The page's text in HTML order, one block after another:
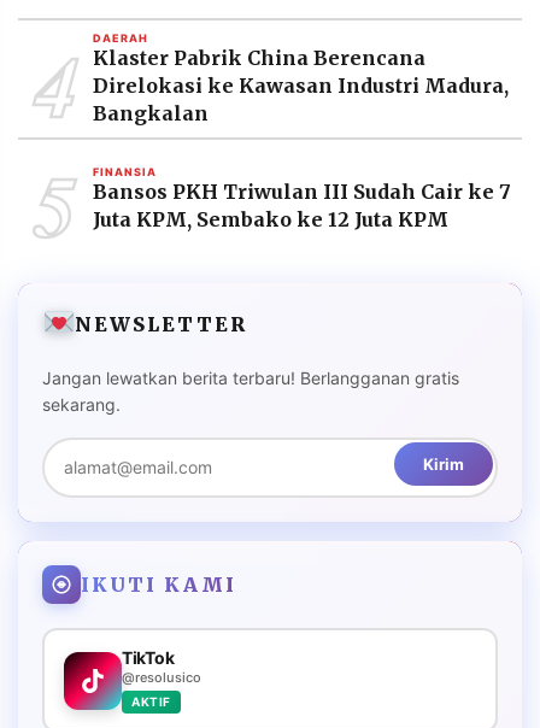
4
DAERAH
Klaster Pabrik China Berencana
Direlokasi ke Kawasan Industri Madura,
Bangkalan
5 FINANSIA
Bansos PKH Triwulan III Sudah Cair ke 7
Juta KPM, Sembako ke 12 Juta KPM
NEWSLETTER
Jangan lewatkan berita terbaru! Berlangganan gratis
sekarang.
Kirim
IKUTI KAMI
TikTok
@resolusico
AKTIF